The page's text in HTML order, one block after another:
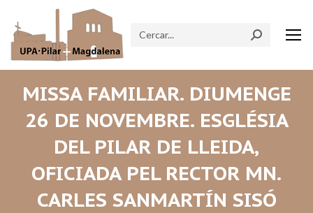
Search:
MISSA FAMILIAR. DIUMENGE
26 DE NOVEMBRE. ESGLÉSIA
DEL PILAR DE LLEIDA,
OFICIADA PEL RECTOR MN.
CARLES SANMARTÍN SISÓ